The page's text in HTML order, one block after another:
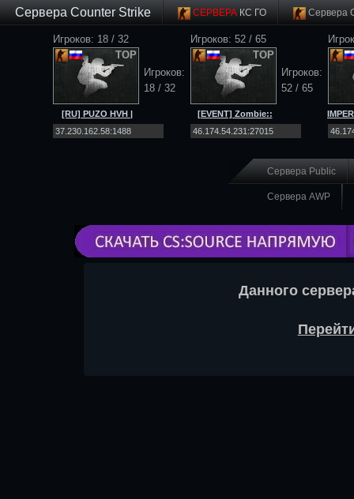
Сервера Counter Strike СЕРВЕРА КС ГО Сервера
Игроков: 18 / 32
TOP
Игроков:
18 / 32
[RU] PUZO HVH |
ONLY SCOUT |
MIRAGE |
Игроков: 52 / 65
TOP
Игроков:
52 / 65
[EVENT] Zombie::
[Net4ALL.RU]::Workshop|SSD
[CS 2]
Сервера Public
Сервера AWP
Данного